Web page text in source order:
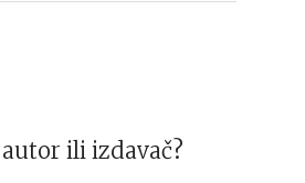
ili izdavač?